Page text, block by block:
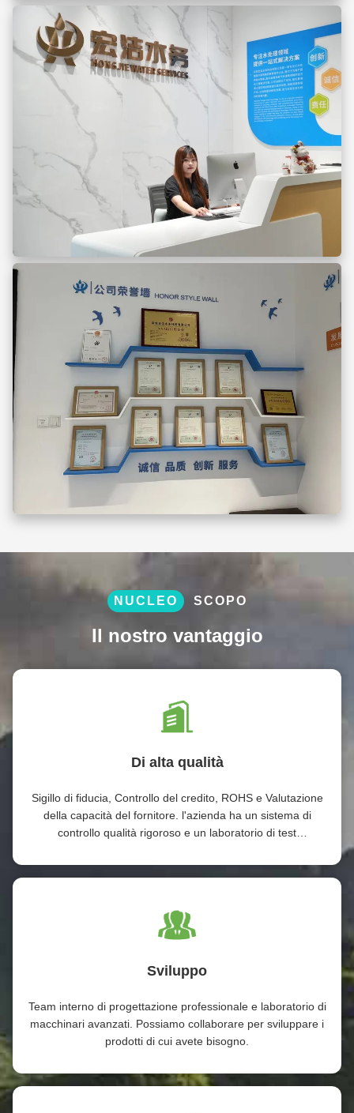
NUCLEO SCOPO
Il nostro vantaggio
Di alta qualità
Sigillo di fiducia, Controllo del credito, ROHS e Valutazione
della capacità del fornitore. l'azienda ha un sistema di
controllo qualità rigoroso e un laboratorio di test
Sviluppo
Team interno di progettazione professionale e laboratorio di
macchinari avanzati. Possiamo collaborare per sviluppare i
prodotti di cui avete bisogno.